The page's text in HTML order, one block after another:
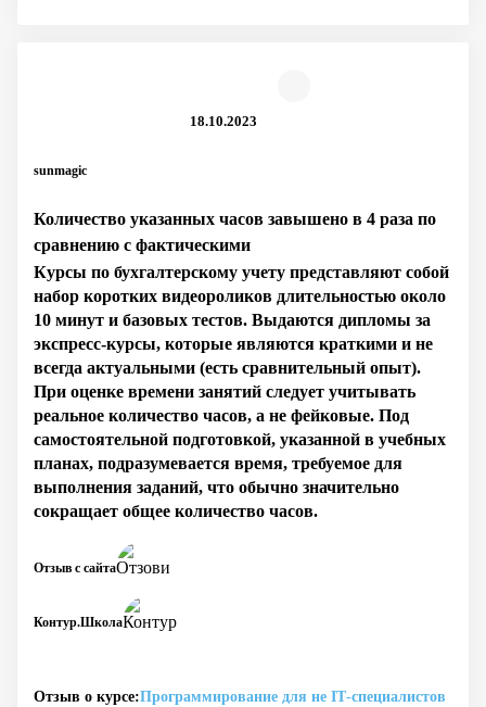
sunmagic
18.10.2023
Количество указанных часов завышено в 4 раза по
сравнению с фактическими
Курсы по бухгалтерскому учету представляют собой
набор коротких видеороликов длительностью около
10 минут и базовых тестов. Выдаются дипломы за
экспресс-курсы, которые являются краткими и не
всегда актуальными (есть сравнительный опыт).
При оценке времени занятий следует учитывать
реальное количество часов, а не фейковые. Под
самостоятельной подготовкой, указанной в учебных
планах, подразумевается время, требуемое для
выполнения заданий, что обычно значительно
сокращает общее количество часов.
Контур.Школа
Отзыв с сайта
Отзыв о курсе:Программирование для не IT‑специалистов